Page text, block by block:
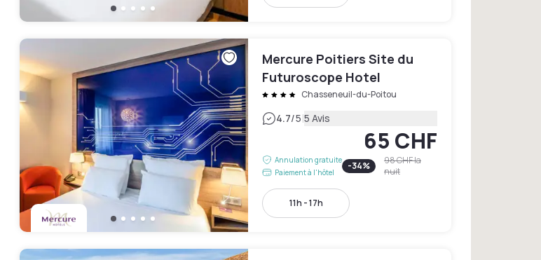
Mercure Poitiers Site du
Futuroscope Hotel
Chasseneuil-du-Poitou
4.7/5|5 Avis
Annulation gratuite
Paiement à l'hôtel
65 CHF
-34% 98 CHFla
nuit
11h - 17h